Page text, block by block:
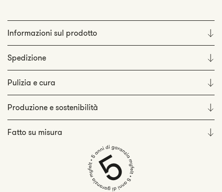
Informazioni sul prodotto
Spedizione
Pulizia e cura
Produzione e sostenibilità
Fatto su misura